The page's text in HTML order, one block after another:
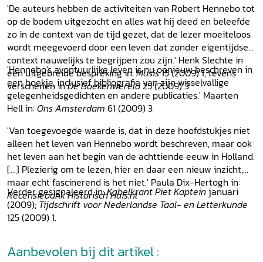
'De auteurs hebben de activiteiten van Robert Hennebo tot
op de bodem uitgezocht en alles wat hij deed en beleefde
zo in de context van de tijd gezet, dat de lezer moeiteloos
wordt meegevoerd door een leven dat zonder eigentijdse
context nauwelijks te begrijpen zou zijn.' Henk Slechte in
een uitgebreide bespreking in:Musis15 (2009) 1, tevens
verschenen inDe Boekenwereld25 (2009) 3
'Hennebo's avontuurlijke leven is nu opnieuw beschreven in
een boekje, inclusief bibliografie van zijn wisselvallige
gelegenheidsgedichten en andere publicaties.' Maarten
Hell in: Ons Amsterdam 61 (2009) 3
'Van toegevoegde waarde is, dat in deze hoofdstukjes niet
alleen het leven van Hennebo wordt beschreven, maar ook
het leven aan het begin van de achttiende eeuw in Holland.
[...] Plezierig om te lezen, hier en daar een nieuw inzicht,
maar echt fascinerend is het niet.' Paula Dix-Hertogh in:
Recensiebank Historisch Huis.nl
Verder gesignaleerd in:Kabelkrant Piet Kaptein januari
(2009); Tijdschrift voor Nederlandse Taal- en Letterkunde
125 (2009) 1.
Aanbevolen bij dit artikel :